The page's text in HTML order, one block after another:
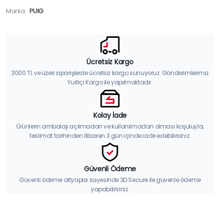
Marka: PUIG
Ücretsiz Kargo
3000 TL ve üzeri siparişlerde ücretsiz kargo sunuyoruz. Gönderimlerimiz
Yurtiçi Kargo ile yapılmaktadır.
Kolay İade
Ürünlerin ambalajı açılmadan ve kullanılmadan olması koşuluyla,
teslimat tarihinden itibaren 3 gün içinde iade edebilirsiniz.
Güvenli Ödeme
Güvenli ödeme altyapısı sayesinde 3D Secure ile güvenle ödeme
yapabilirsiniz.